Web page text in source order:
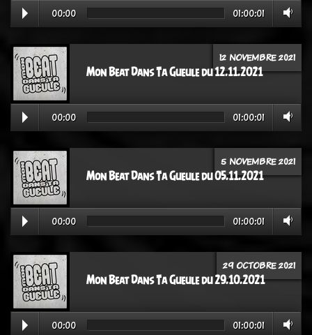
00:00 01:00:01
12 NOVEMBRE 2021
Mon Beat Dans Ta Gueule du 12.11.2021
00:00 01:00:01
5 NOVEMBRE 2021
Mon Beat Dans Ta Gueule du 05.11.2021
00:00 01:00:01
29 OCTOBRE 2021
Mon Beat Dans Ta Gueule du 29.10.2021
00:00 01:00:01